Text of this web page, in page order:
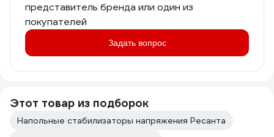
представитель бренда или один из
покупателей
Задать вопрос
Этот товар из подборок
Напольные стабилизаторы напряжения Ресанта